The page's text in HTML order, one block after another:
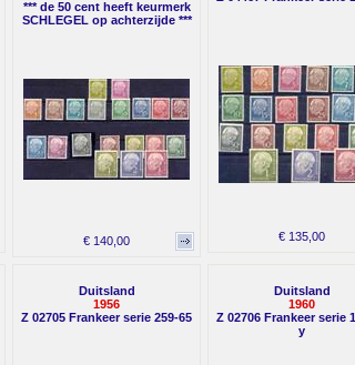
*** de 50 cent heeft keurmerk
SCHLEGEL op achterzijde ***
€ 140,00 € 135,00
Duitsland
1956
Z 02705 Frankeer serie 259-65
Duitsland
1960
Z 02706 Frankeer serie
y